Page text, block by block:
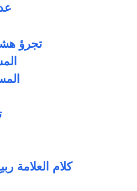
تجرؤ
كلام العلامة